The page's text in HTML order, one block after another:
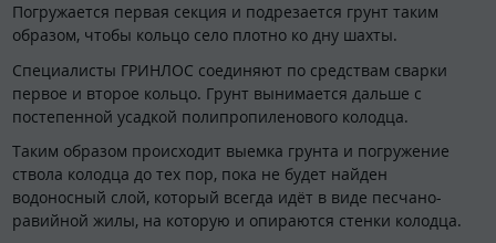
Погружается первая секция и подрезается грунт таким
образом, чтобы кольцо село плотно ко дну шахты.
Специалисты ГРИНЛОС соединяют по средствам сварки
первое и второе кольцо. Грунт вынимается дальше с
постепенной усадкой полипропиленового колодца.
Таким образом происходит выемка грунта и погружение
ствола колодца до тех пор, пока не будет найден
водоносный слой, который всегда идёт в виде песчано-
равийной жилы, на которую и опираются стенки колодца.